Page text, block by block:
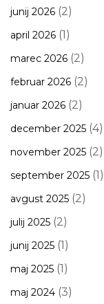
junij 2026 (2)
april 2026 (1)
marec 2026 (2)
februar 2026 (2)
januar 2026 (2)
december 2025 (4)
november 2025 (2)
september 2025 (1)
avgust 2025 (2)
julij 2025 (2)
junij 2025 (1)
maj 2025 (1)
maj 2024 (3)